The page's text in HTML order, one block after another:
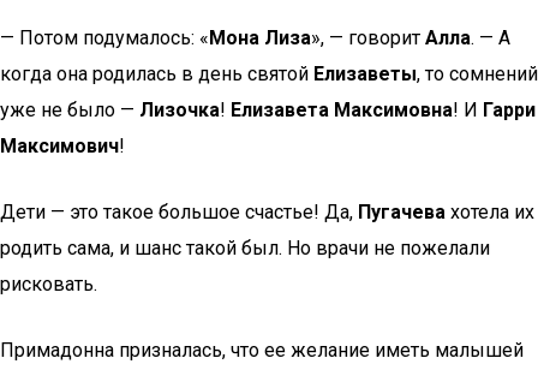
— Потом подумалось: «Мона Лиза», — говорит Алла. — А
когда она родилась в день святой Елизаветы, то сомнений
уже не было — Лизочка! Елизавета Максимовна! И Гарри
Максимович!
Дети — это такое большое счастье! Да, Пугачева хотела их
родить сама, и шанс такой был. Но врачи не пожелали
рисковать.
Примадонна призналась, что ее желание иметь малышей